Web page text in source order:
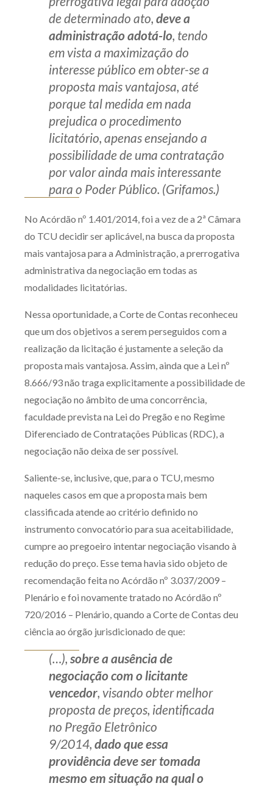
de determinado ato, deve a
administração adotá-lo, tendo
em vista a maximização do
interesse público em obter-se a
proposta mais vantajosa, até
porque tal medida em nada
prejudica o procedimento
licitatório, apenas ensejando a
possibilidade de uma contratação
por valor ainda mais interessante
para o Poder Público. (Grifamos.)
No Acórdão nº 1.401/2014, foi a vez de a 2ª Câmara
do TCU decidir ser aplicável, na busca da proposta
mais vantajosa para a Administração, a prerrogativa
administrativa da negociação em todas as
modalidades licitatórias.
Nessa oportunidade, a Corte de Contas reconheceu
que um dos objetivos a serem perseguidos com a
realização da licitação é justamente a seleção da
proposta mais vantajosa. Assim, ainda que a Lei nº
8.666/93 não traga explicitamente a possibilidade de
negociação no âmbito de uma concorrência,
faculdade prevista na Lei do Pregão e no Regime
Diferenciado de Contratações Públicas (RDC), a
negociação não deixa de ser possível.
Saliente-se, inclusive, que, para o TCU, mesmo
naqueles casos em que a proposta mais bem
classificada atende ao critério definido no
instrumento convocatório para sua aceitabilidade,
cumpre ao pregoeiro intentar negociação visando à
redução do preço. Esse tema havia sido objeto de
recomendação feita no Acórdão nº 3.037/2009 –
Plenário e foi novamente tratado no Acórdão nº
720/2016 – Plenário, quando a Corte de Contas deu
ciência ao órgão jurisdicionado de que:
(…), sobre a ausência de
negociação com o licitante
vencedor, visando obter melhor
proposta de preços, identificada
no Pregão Eletrônico
9/2014, dado que essa
providência deve ser tomada
mesmo em situação na qual o